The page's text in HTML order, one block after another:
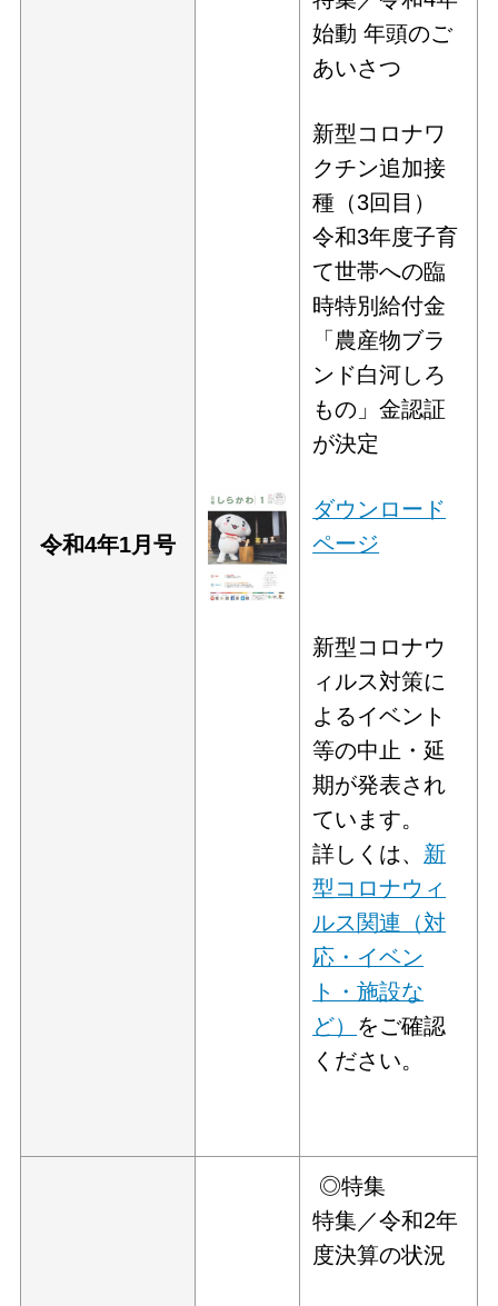
令和4年1月号
始動 年頭のご
あいさつ
新型コロナワ
クチン追加接
種（3回目）
令和3年度子育
て世帯への臨
時特別給付金
「農産物ブラ
ンド白河しろ
もの」金認証
が決定
ダウンロード
ページ
新型コロナウ
ィルス対策に
よるイベント
等の中止・延
期が発表され
ています。
詳しくは、 新
型コロナウィ
ルス関連（対
応・イベン
ト・施設な
ど） をご確認
ください。
◎特集
特集／令和2年
度決算の状況